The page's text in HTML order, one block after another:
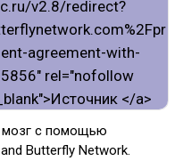
мозг с помощью
Butterfly Network.